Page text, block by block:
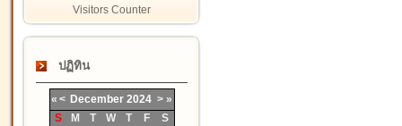
Visitors Counter
ปฏิทิน
« < December 2024 > »
S
M T W T F
S